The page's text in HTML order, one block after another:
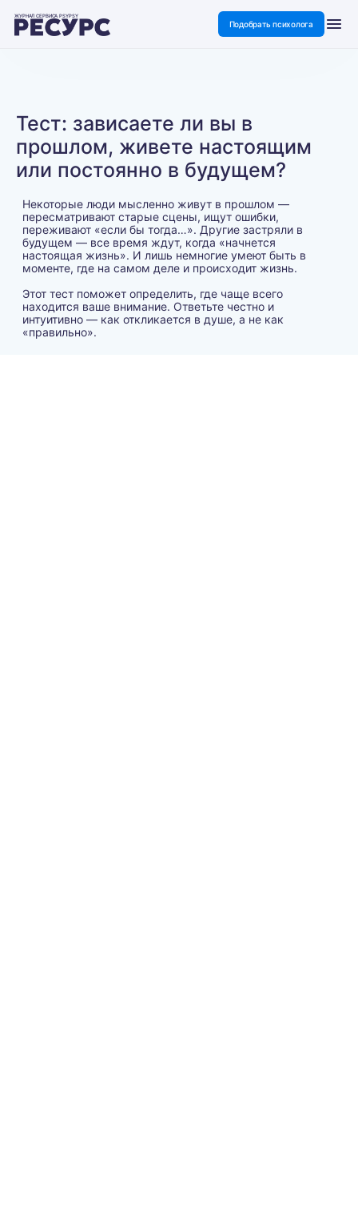
ЖУРНАЛ СЕРВИСА PSYPSY
Подобрать психолога
Тест: зависаете ли вы в
прошлом, живете настоящим
или постоянно в будущем?
Некоторые люди мысленно живут в прошлом —
пересматривают старые сцены, ищут ошибки,
переживают «если бы тогда…». Другие застряли в
будущем — все время ждут, когда «начнется
настоящая жизнь». И лишь немногие умеют быть в
моменте, где на самом деле и происходит жизнь.
Этот тест поможет определить, где чаще всего
находится ваше внимание. Ответьте честно и
интуитивно — как откликается в душе, а не как
«правильно».